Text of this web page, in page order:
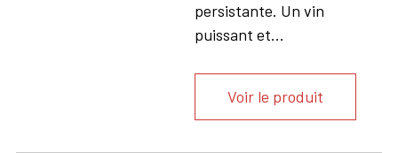
persistante. Un vin
puissant et...
Voir le produit